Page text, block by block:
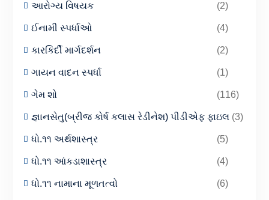
આરોગ્ય વિષયક (2)
ઈનામી સ્પર્ધાઓ (4)
કારકિર્દી માર્ગદર્શન (2)
ગાયન વાદન સ્પર્ધા (1)
ગેમ શો (116)
જ્ઞાનસેતુ(બ્રીજ કોર્ષ કલાસ રેડીનેશ) પીડીએફ ફાઇલ(3)
ધો.૧૧ અર્થશાસ્ત્ર (5)
ધો.૧૧ આંકડાશાસ્ત્ર (4)
ધો.૧૧ નામાના મૂળતત્વો (6)